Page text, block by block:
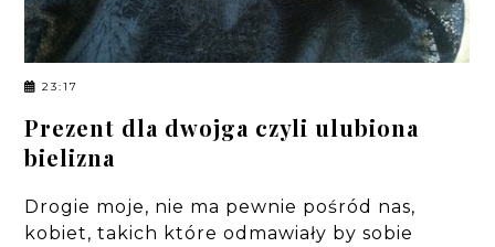
23:17
Prezent dla dwojga czyli ulubiona
bielizna
Drogie moje, nie ma pewnie pośród nas,
kobiet, takich które odmawiały by sobie